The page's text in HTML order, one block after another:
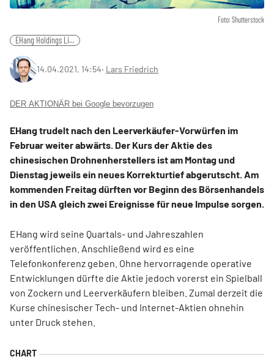
Foto: Shutterstock
EHang Holdings Li...
14.04.2021, 14:54‧ Lars Friedrich
DER AKTIONÄR bei Google bevorzugen
EHang trudelt nach den Leerverkäufer-Vorwürfen im
Februar weiter abwärts. Der Kurs der Aktie des
chinesischen Drohnenherstellers ist am Montag und
Dienstag jeweils ein neues Korrekturtief abgerutscht. Am
kommenden Freitag dürften vor Beginn des Börsenhandels
in den USA gleich zwei Ereignisse für neue Impulse sorgen.
EHang wird seine Quartals- und Jahreszahlen
veröffentlichen. Anschließend wird es eine
Telefonkonferenz geben. Ohne hervorragende operative
Entwicklungen dürfte die Aktie jedoch vorerst ein Spielball
von Zockern und Leerverkäufern bleiben. Zumal derzeit die
Kurse chinesischer Tech- und Internet-Aktien ohnehin
unter Druck stehen.